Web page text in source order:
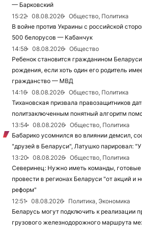
— Барковский
15:22
08.08.2026
Общество, Политика
В войне против Украины с российской
500 белорусов — Кабанчук
14:58
08.08.2026
Общество
Ребенок становится гражданином
рождения, если хоть один его родитель
гражданство — МВД
14:16
08.08.2026
Общество, Политика
Тихановская призвала правозащитников
политзаключенным понятный алгоритм
13:54
08.08.2026
Общество, Политика
Бабарико усомнился во влиянии демсил,
"друзей в Беларуси", Латушко парировал:
13:20
08.08.2026
Общество, Политика
Северинец: Нужно иметь команды,
провести в регионах Беларуси "от акций и
реформ"
12:51
08.08.2026
Политика, Экономика
Беларусь могут подключить к реализации
грузового железнодорожного маршрута